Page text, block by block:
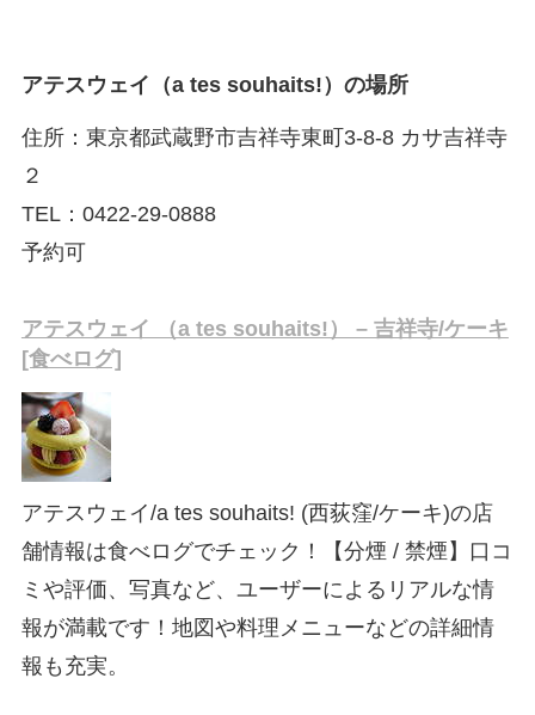
アテスウェイ（a tes souhaits!）の場所
住所：東京都武蔵野市吉祥寺東町3-8-8 カサ吉祥寺
２
TEL：0422-29-0888
予約可
アテスウェイ （a tes souhaits!） – 吉祥寺/ケーキ
[食べログ]
アテスウェイ/a tes souhaits! (西荻窪/ケーキ)の店
舗情報は食べログでチェック！【分煙 / 禁煙】口コ
ミや評価、写真など、ユーザーによるリアルな情
報が満載です！地図や料理メニューなどの詳細情
報も充実。